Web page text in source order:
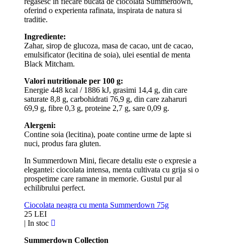
oferind o experienta rafinata, inspirata de natura si
traditie.
Ingrediente:
Zahar, sirop de glucoza, masa de cacao, unt de cacao,
emulsificator (lecitina de soia), ulei esential de menta
Black Mitcham.
Valori nutritionale per 100 g:
Energie 448 kcal / 1886 kJ, grasimi 14,4 g, din care
saturate 8,8 g, carbohidrati 76,9 g, din care zaharuri
69,9 g, fibre 0,3 g, proteine 2,7 g, sare 0,09 g.
Alergeni:
Contine soia (lecitina), poate contine urme de lapte si
nuci, produs fara gluten.
In Summerdown Mini, fiecare detaliu este o expresie a
elegantei: ciocolata intensa, menta cultivata cu grija si o
prospetime care ramane in memorie. Gustul pur al
echilibrului perfect.
Ciocolata neagra cu menta Summerdown 75g
25 LEI
| In stoc
Summerdown Collection